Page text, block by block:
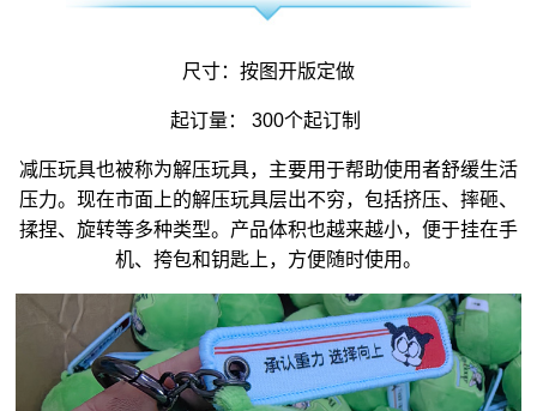
尺寸：按图开版定做
起订量： 300个起订制
减压玩具也被称为解压玩具，主要用于帮助使用者舒缓生活
压力。现在市面上的解压玩具层出不穷，包括挤压、摔砸、
揉捏、旋转等多种类型。产品体积也越来越小，便于挂在手
机、挎包和钥匙上，方便随时使用。